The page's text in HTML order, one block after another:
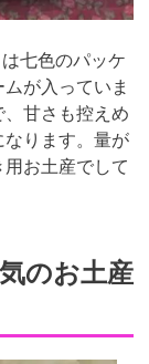
七色のパッケ
が入っていま
甘さも控えめ
ります。量が
お土産でして
のお土産